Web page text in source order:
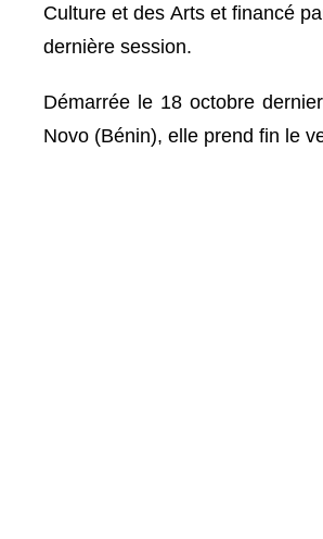
Culture et des Arts et financé
dernière session.
Démarrée le 18 octobre
Novo (Bénin), elle prend fin le